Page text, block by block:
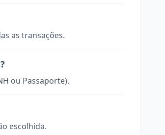
as transações.
ou Passaporte).
escolhida.